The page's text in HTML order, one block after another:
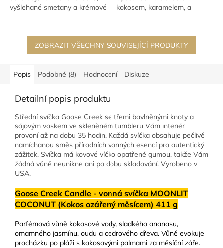
vyšlehané smetany a krémové
kokosem, karamelem, a
ZOBRAZIT VŠECHNY SOUVISEJÍCÍ PRODUKTY
Popis Podobné (8) Hodnocení Diskuze
Detailní popis produktu
Střední svíčka Goose Creek se třemi bavlněnými knoty a
sójovým voskem ve skleněném tumbleru Vám interiér
provoní až na dobu 35 hodin. Každá svíčka obsahuje pečlivě
namíchanou směs přírodních vonných esencí pro autentický
zážitek. Svíčka má kovové víčko opatřené gumou, takže Vám
žádná vůně neunikne ani po dobu skladování. Vyrobeno v
USA.
Goose Creek Candle - vonná svíčka MOONLIT
COCONUT (Kokos ozářený měsícem) 411 g
Parfémová vůně kokosové vody, sladkého ananasu,
omamného jasmínu, oudu a cedrového dřeva. Vůně evokuje
procházku po pláži s kokosovými palmami za měsíční záře.